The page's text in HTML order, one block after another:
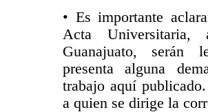
• Es importante
Acta
Guanajuato, serán
presenta alguna
trabajo aquí
a quien se dirige la